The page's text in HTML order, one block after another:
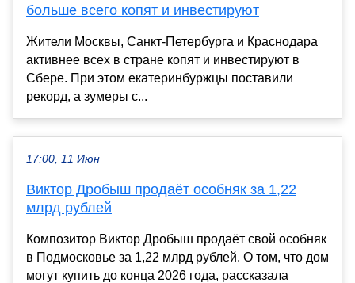
больше всего копят и инвестируют
Жители Москвы, Санкт-Петербурга и Краснодара
активнее всех в стране копят и инвестируют в
Сбере. При этом екатеринбуржцы поставили
рекорд, а зумеры с...
17:00, 11 Июн
Виктор Дробыш продаёт особняк за 1,22
млрд рублей
Композитор Виктор Дробыш продаёт свой особняк
в Подмосковье за 1,22 млрд рублей. О том, что дом
могут купить до конца 2026 года, рассказала